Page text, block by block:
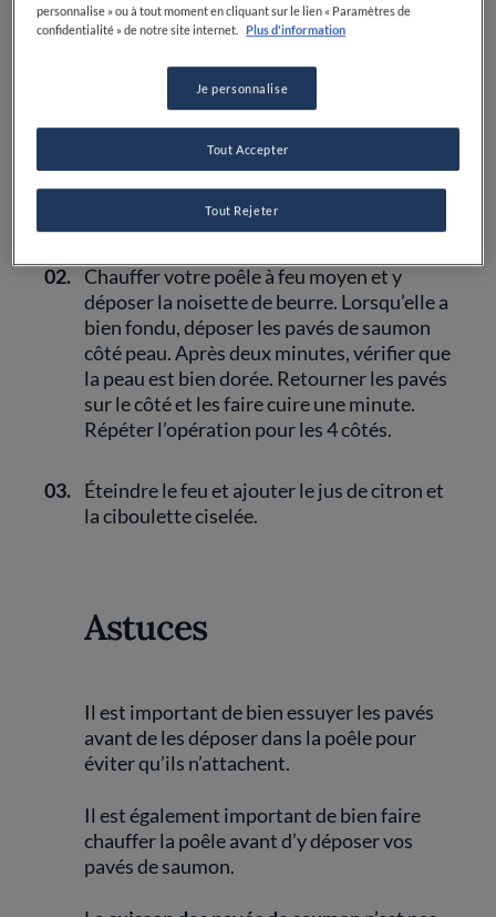
bien les essuyer à l’aide de papier
absorbant. Saler et poivrer les pavés de
02. Chauffer votre poêle à feu moyen et y
déposer la noisette de beurre. Lorsqu’elle a
bien fondu, déposer les pavés de saumon
côté peau. Après deux minutes, vérifier que
la peau est bien dorée. Retourner les pavés
sur le côté et les faire cuire une minute.
Répéter l’opération pour les 4 côtés.
03. Éteindre le feu et ajouter le jus de citron et
la ciboulette ciselée.
Astuces
Il est important de bien essuyer les pavés
avant de les déposer dans la poêle pour
éviter qu’ils n’attachent.
Il est également important de bien faire
chauffer la poêle avant d’y déposer vos
pavés de saumon.
personnalise » ou à tout moment en cliquant sur le lien « Paramètres de
confidentialité » de notre site internet.
Plus d'information
Je personnalise
Tout Rejeter
Tout Accepter